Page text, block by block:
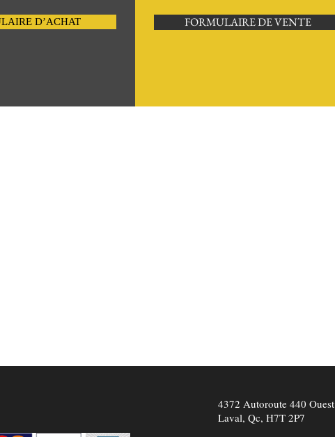
D’ACHAT FORMULAIRE DE VENTE
4372 Autoroute 440 Ouest
Laval, Qc, H7T 2P7